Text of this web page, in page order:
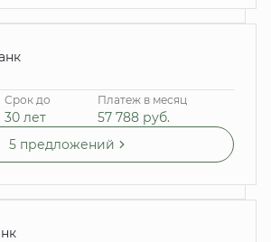
Срок до
30 лет
Платеж в месяц
57 788 руб.
5 предложений